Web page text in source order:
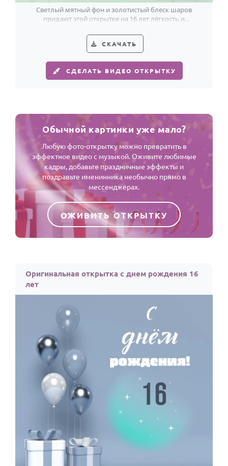
Светлый мятный фон и золотистый блеск шаров
придают этой открытке на 16 лет лёгкость и
СКАЧАТЬ
СДЕЛАТЬ ВИДЕО ОТКРЫТКУ
Обычной картинки уже мало?
Любую фото-открытку можно превратить в
эффектное видео с музыкой. Оживите любимые
кадры, добавьте праздничные эффекты и
поздравьте именинника необычно прямо в
мессенджерах.
ОЖИВИТЬ ОТКРЫТКУ
Оригинальная открытка с днем рождения 16
лет